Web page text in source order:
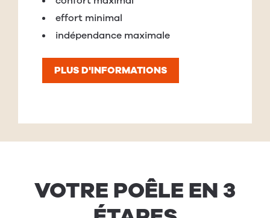
effort minimal
indépendance maximale
PLUS D'INFORMATIONS
VOTRE POÊLE EN 3